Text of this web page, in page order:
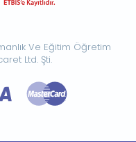
Ve Eğitim Öğretim
Ltd. Şti.